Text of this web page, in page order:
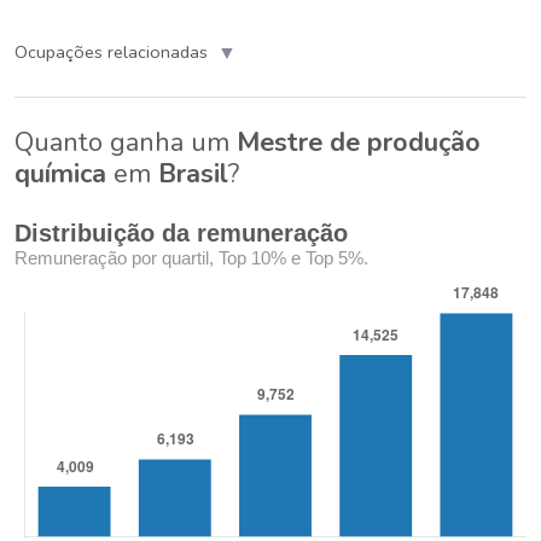
Ocupações relacionadas ▼
Quanto ganha um Mestre de produção
química em Brasil?
Distribuição da remuneração
Remuneração por quartil, Top 10% e Top 5%.